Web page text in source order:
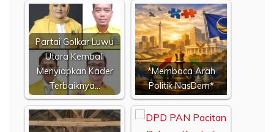
Partai Golkar Luwu
Utara Kembali
Menyiapkan Kader
Terbaiknya…
*Membaca Arah
Politik NasDem*